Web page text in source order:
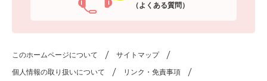
（よくある質問）
このホームページについて サイトマップ
個人情報の取り扱いについて リンク・免責事項